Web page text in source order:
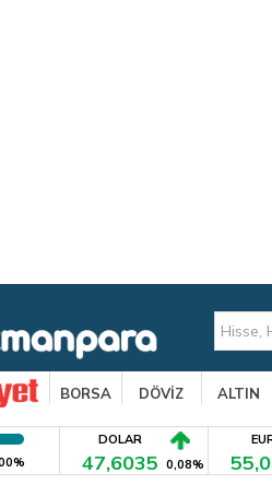
BORSA DÖVİZ ALTIN
DOLAR
47,6035 0,08%